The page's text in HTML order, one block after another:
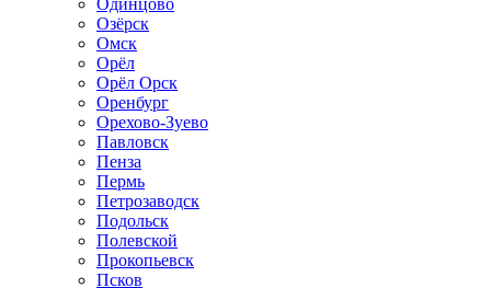
Одинцово
Озёрск
Омск
Орёл
Орёл Орск
Оренбург
Орехово-Зуево
Павловск
Пенза
Пермь
Петрозаводск
Подольск
Полевской
Прокопьевск
Псков